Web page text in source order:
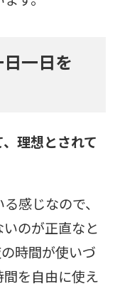
一日を
理想とされて
感じなので、
のが正直なと
時間が使いづ
を自由に使え